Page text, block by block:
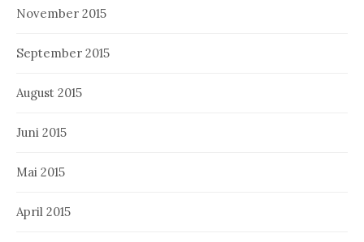
November 2015
September 2015
August 2015
Juni 2015
Mai 2015
April 2015